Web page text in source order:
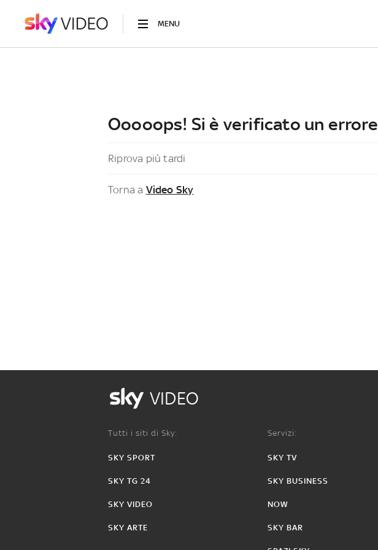
MENU
Ooooops! Si è verificato un errore
Riprova più tardi
Torna a Video Sky
VIDEO
Tutti i siti di Sky:
SKY SPORT
SKY TG 24
SKY VIDEO
SKY ARTE
Servizi:
SKY TV
SKY BUSINESS
NOW
SKY BAR